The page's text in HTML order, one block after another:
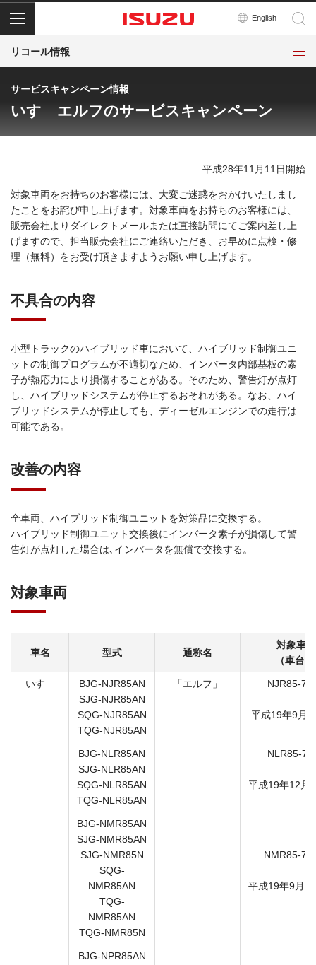
English
リコール情報
サービスキャンペーン情報
いすゞエルフのサービスキャンペーン
平成28年11月11日開始
対象車両をお持ちのお客様には、大変ご迷惑をおかけいたしまし
たことをお詫び申し上げます。対象車両をお持ちのお客様には、
販売会社よりダイレクトメールまたは直接訪問にてご案内差し上
げますので、担当販売会社にご連絡いただき、お早めに点検・修
理（無料）をお受け頂きますようお願い申し上げます。
不具合の内容
小型トラックのハイブリッド車において、ハイブリッド制御ユニ
ットの制御プログラムが不適切なため、インバータ内部基板の素
子が熱応力により損傷することがある。そのため、警告灯が点灯
し、ハイブリッドシステムが停止するおそれがある。なお、ハイ
ブリッドシステムが停止しても、ディーゼルエンジンでの走行は
可能である。
改善の内容
全車両、ハイブリッド制御ユニットを対策品に交換する。
ハイブリッド制御ユニット交換後にインバータ素子が損傷して警
告灯が点灯した場合は､インバータを無償で交換する。
対象車両
車名 型式 通称名
対象車
（車台
いすゞ
BJG-NJR85AN
SJG-NJR85AN
SQG-NJR85AN
TQG-NJR85AN
「エルフ」
NJR85-
平成19年9月
BJG-NLR85AN
SJG-NLR85AN
SQG-NLR85AN
TQG-NLR85AN
NLR85-
平成19年12月
BJG-NMR85AN
SJG-NMR85AN
SJG-NMR85N
SQG-
NMR85AN
TQG-
NMR85AN
TQG-NMR85N
NMR85-
平成19年9月
BJG-NPR85AN